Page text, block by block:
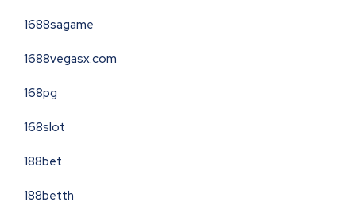
1688sagame
1688vegasx.com
168pg
168slot
188bet
188betth